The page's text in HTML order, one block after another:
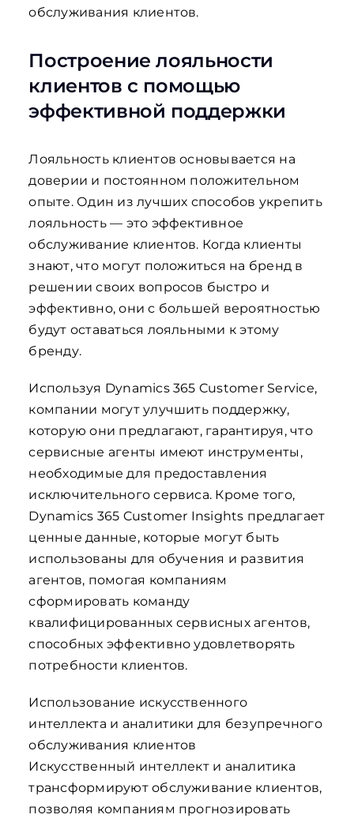
обслуживания клиентов.
Построение лояльности
клиентов с помощью
эффективной поддержки
Лояльность клиентов основывается на
доверии и постоянном положительном
опыте. Один из лучших способов укрепить
лояльность — это эффективное
обслуживание клиентов. Когда клиенты
знают, что могут положиться на бренд в
решении своих вопросов быстро и
эффективно, они с большей вероятностью
будут оставаться лояльными к этому
бренду.
Используя Dynamics 365 Customer Service,
компании могут улучшить поддержку,
которую они предлагают, гарантируя, что
сервисные агенты имеют инструменты,
необходимые для предоставления
исключительного сервиса. Кроме того,
Dynamics 365 Customer Insights предлагает
ценные данные, которые могут быть
использованы для обучения и развития
агентов, помогая компаниям
сформировать команду
квалифицированных сервисных агентов,
способных эффективно удовлетворять
потребности клиентов.
Использование искусственного
интеллекта и аналитики для безупречного
обслуживания клиентов
Искусственный интеллект и аналитика
трансформируют обслуживание клиентов,
позволяя компаниям прогнозировать